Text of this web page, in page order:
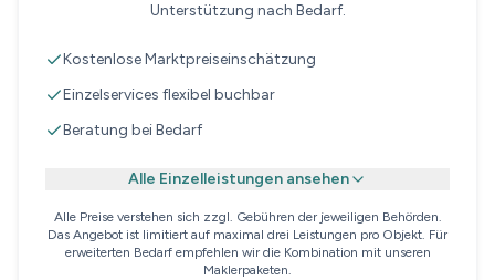
Unterstützung nach Bedarf.
Kostenlose Marktpreiseinschätzung
Einzelservices flexibel buchbar
Beratung bei Bedarf
Alle Einzelleistungen ansehen
Alle Preise verstehen sich zzgl. Gebühren der jeweiligen Behörden.
Das Angebot ist limitiert auf maximal drei Leistungen pro Objekt. Für
erweiterten Bedarf empfehlen wir die Kombination mit unseren
Maklerpaketen.